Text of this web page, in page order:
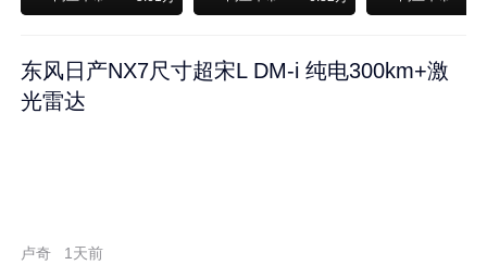
东风日产NX7尺寸超宋L DM-i 纯电300km+激
光雷达
卢奇 1天前